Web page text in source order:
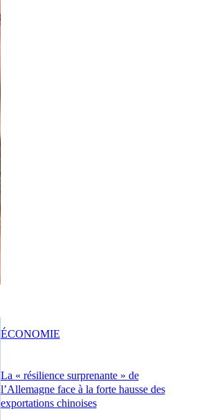
La « résilience surprenante » de
l’Allemagne face à la forte hausse des
exportations chinoises
ÉCONOMIE